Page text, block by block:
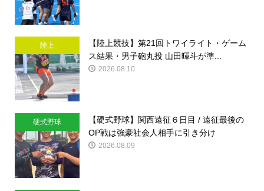
陸上
【陸上競技】第21回トワイライト・ゲーム
ス結果・男子砲丸投 山田暉斗が準...
2026.08.10
硬式野球
【硬式野球】関西遠征６日目 / 遠征最後の
OP戦は強豪社会人相手に引き分け
2026.08.09